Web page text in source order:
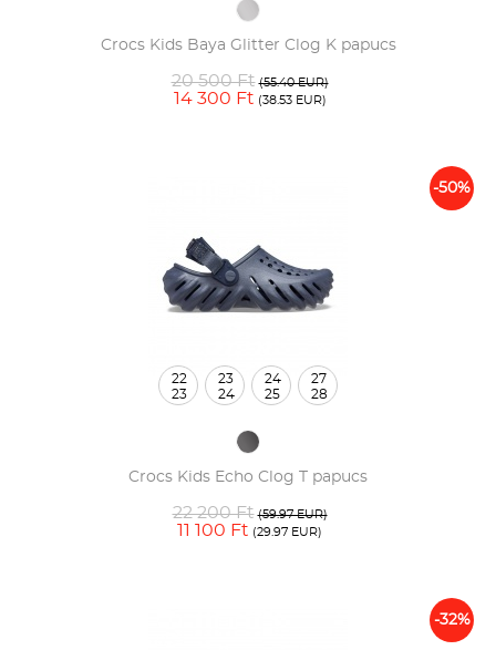
Crocs Kids Baya Glitter Clog K papucs
20 500 Ft (55.40 EUR)
14 300 Ft (38.53 EUR)
-50%
Crocs Kids Echo Clog T papucs
22 200 Ft (59.97 EUR)
11 100 Ft (29.97 EUR)
22
23
23
24
24
25
27
28
-32%